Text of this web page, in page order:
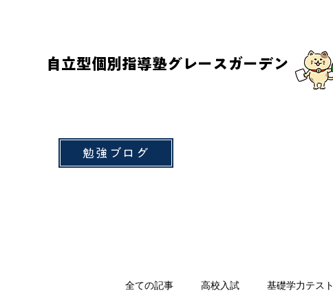
自立型個別指導塾グレースガーデン
勉強ブログ
全ての記事 高校入試 基礎学力テスト